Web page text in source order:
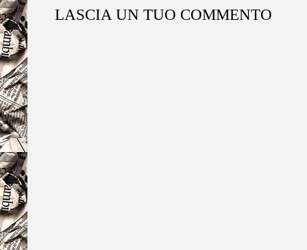
LASCIA UN TUO COMMENTO